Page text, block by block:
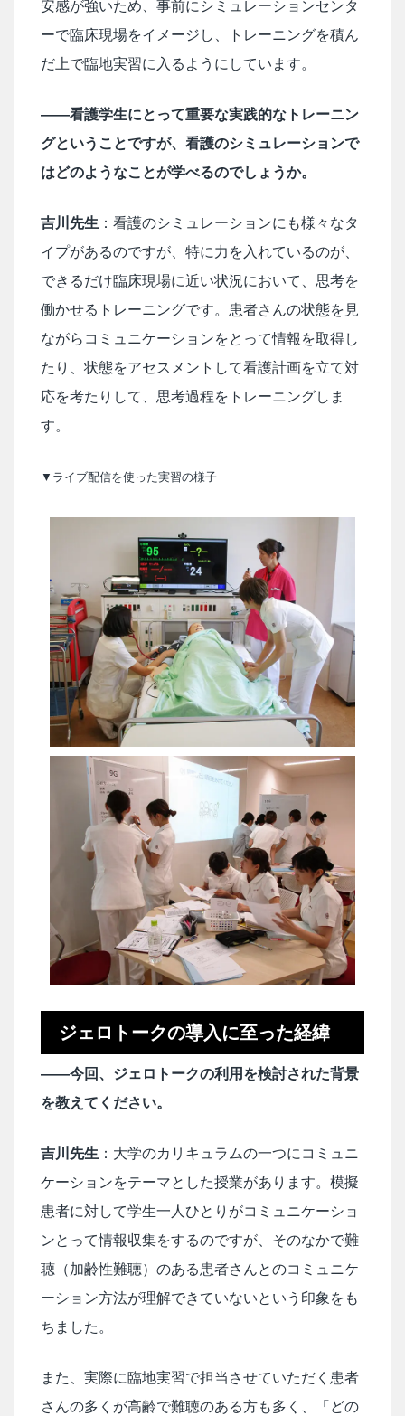
安感が強いため、事前にシミュレーションセンタ
ーで臨床現場をイメージし、トレーニングを積ん
だ上で臨地実習に入るようにしています。
――看護学生にとって重要な実践的なトレーニン
グということですが、看護のシミュレーションで
はどのようなことが学べるのでしょうか。
吉川先生 ：看護のシミュレーションにも様々なタ
イプがあるのですが、特に力を入れているのが、
できるだけ臨床現場に近い状況において、思考を
働かせるトレーニングです。患者さんの状態を見
ながらコミュニケーションをとって情報を取得し
たり、状態をアセスメントして看護計画を立て対
応を考たりして、思考過程をトレーニングしま
す。
▼ライブ配信を使った実習の様子
ジェロトークの導入に至った経緯
――今回、ジェロトークの利用を検討された背景
を教えてください。
吉川先生 ：大学のカリキュラムの一つにコミュニ
ケーションをテーマとした授業があります。模擬
患者に対して学生一人ひとりがコミュニケーショ
ンとって情報収集をするのですが、そのなかで難
聴（加齢性難聴）のある患者さんとのコミュニケ
ーション方法が理解できていないという印象をも
ちました。
また、実際に臨地実習で担当させていただく患者
さんの多くが高齢で難聴のある方も多く、「どの